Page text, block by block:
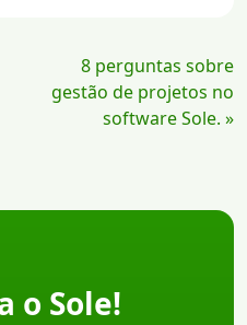
8 perguntas sobre
gestão de projetos no
software Sole. »
o Sole!